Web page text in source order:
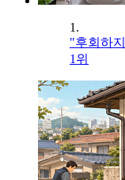
1.
"후회하
1위